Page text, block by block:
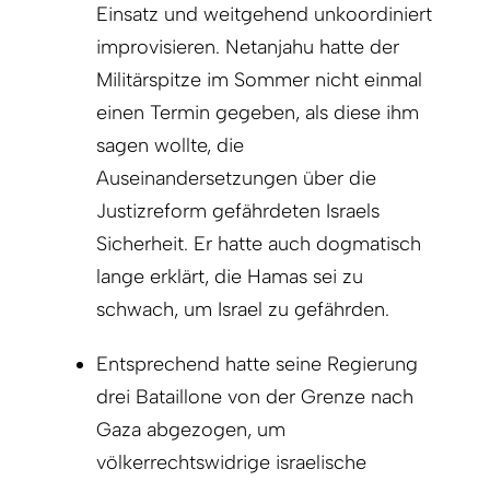
Einsatz und weitgehend unkoordiniert
improvisieren. Netanjahu hatte der
Militärspitze im Sommer nicht einmal
einen Termin gegeben, als diese ihm
sagen wollte, die
Auseinandersetzungen über die
Justizreform gefährdeten Israels
Sicherheit. Er hatte auch dogmatisch
lange erklärt, die Hamas sei zu
schwach, um Israel zu gefährden.
Entsprechend hatte seine Regierung
drei Bataillone von der Grenze nach
Gaza abgezogen, um
völkerrechtswidrige israelische